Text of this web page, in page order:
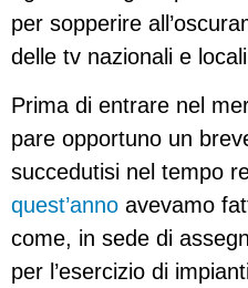
per sopperire
delle tv nazionali e
Prima di entrare nel
pare opportuno un
succedutisi nel tempo
quest’anno avevamo
come, in sede di
per l’esercizio di